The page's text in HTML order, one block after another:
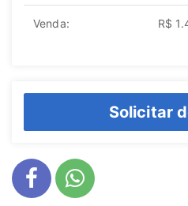
Venda: R$
Solicitar